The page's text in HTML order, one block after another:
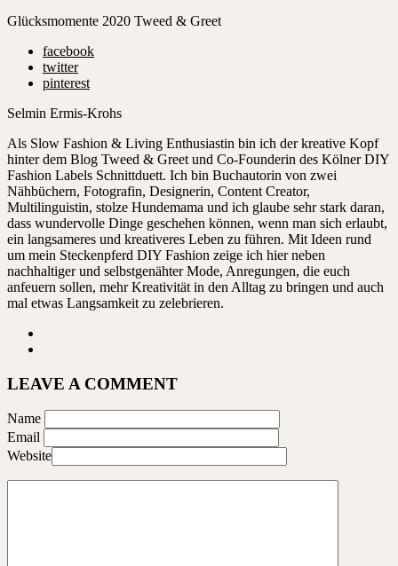
Glücksmomente 2020 Tweed & Greet
facebook
twitter
pinterest
Selmin Ermis-Krohs
Als Slow Fashion & Living Enthusiastin bin ich der kreative Kopf
hinter dem Blog Tweed & Greet und Co-Founderin des Kölner DIY
Fashion Labels Schnittduett. Ich bin Buchautorin von zwei
Nähbüchern, Fotografin, Designerin, Content Creator,
Multilinguistin, stolze Hundemama und ich glaube sehr stark daran,
dass wundervolle Dinge geschehen können, wenn man sich erlaubt,
ein langsameres und kreativeres Leben zu führen. Mit Ideen rund
um mein Steckenpferd DIY Fashion zeige ich hier neben
nachhaltiger und selbstgenähter Mode, Anregungen, die euch
anfeuern sollen, mehr Kreativität in den Alltag zu bringen und auch
mal etwas Langsamkeit zu zelebrieren.
LEAVE A COMMENT
Name
Email
Website